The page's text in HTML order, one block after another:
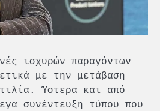
ισχυρών παραγόντων
με την μετάβαση
Ύστερα και από
συνέντευξη τύπου που